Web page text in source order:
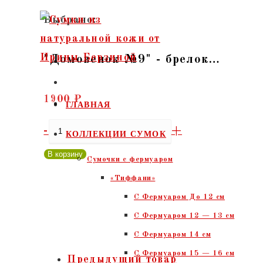
Перейти
содержимому
ГЛАВНАЯ
КОЛЛЕКЦИИ СУМОК
Сумочки c фермуаром
«Тиффани»
С Фермуаром До 12 см
С Фермуаром 12 — 13 см
С Фермуаром 14 см
С Фермуаром 15 — 16 см
Выбрано:
"Домовенок №9" - брелок…
1900₽
Количество
товара
"Домовенок
кожи
- +
В корзину
Предыдущий товар